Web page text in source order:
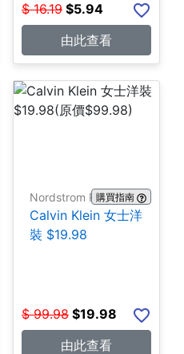
$ 16.19 $5.94
由此查看
Nordstrom Rack購買指南
Calvin Klein 女士洋
裝 $19.98
$ 99.98 $19.98
由此查看